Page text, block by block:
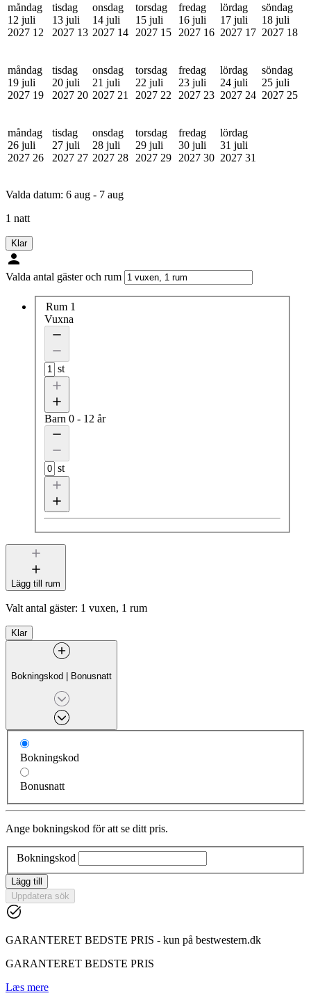
måndag
12 juli
2027 12
tisdag
13 juli
2027 13
onsdag
14 juli
2027 14
torsdag
15 juli
2027 15
fredag
16 juli
2027 16
lördag
17 juli
2027 17
söndag
18 juli
2027 18
måndag
19 juli
2027 19
tisdag
20 juli
2027 20
onsdag
21 juli
2027 21
torsdag
22 juli
2027 22
fredag
23 juli
2027 23
lördag
24 juli
2027 24
söndag
25 juli
2027 25
måndag
26 juli
2027 26
tisdag
27 juli
2027 27
onsdag
28 juli
2027 28
torsdag
29 juli
2027 29
fredag
30 juli
2027 30
lördag
31 juli
2027 31
Valda datum: 6 aug - 7 aug
1 natt
Klar
Valda antal gäster och rum
Rum 1
Vuxna
st
Barn 0 - 12 år
st
Lägg till rum
Valt antal gäster: 1 vuxen, 1 rum
Klar
Bokningskod | Bonusnatt
Bokningskod
Bonusnatt
Ange bokningskod för att se ditt pris.
Bokningskod
Lägg till
Uppdatera sök
GARANTERET BEDSTE PRIS - kun på bestwestern.dk
GARANTERET BEDSTE PRIS
Læs mere